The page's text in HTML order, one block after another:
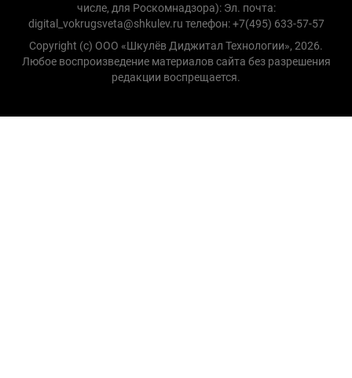
числе, для Роскомнадзора): Эл. почта:
digital_vokrugsveta@shkulev.ru телефон: +7(495) 633-57-57
Copyright (с) ООО «Шкулёв Диджитал Технологии», 2026.
Любое воспроизведение материалов сайта без разрешения
редакции воспрещается.